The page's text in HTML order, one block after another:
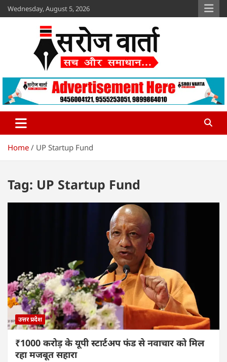
Skip
to
Wednesday, August 5, 2026
Sroj Varta
www.srojvarta.in
Home UP Startup Fund
Tag: UP Startup Fund
उत्तर प्रदेश
₹1000 करोड़ के यूपी स्टार्टअप फंड से नवाचार को मिल
रहा मजबूत सहारा